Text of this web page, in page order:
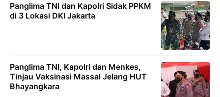
Panglima TNI dan Kapolri Sidak PPKM
di 3 Lokasi DKI Jakarta
Panglima TNI, Kapolri dan Menkes,
Tinjau Vaksinasi Massal Jelang HUT
Bhayangkara